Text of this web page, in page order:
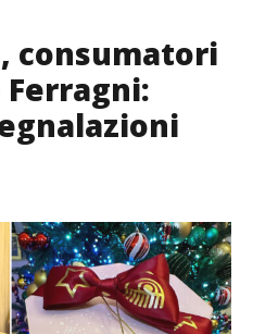
consumatori